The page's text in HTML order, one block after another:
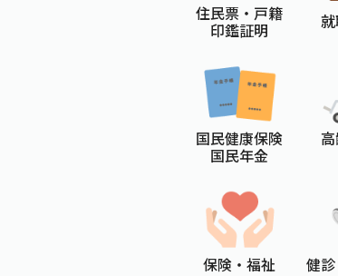
住民票 ・ 戸籍
印鑑証明 就
国民健康保険
国民年金
高
保険 ・ 福祉 健診